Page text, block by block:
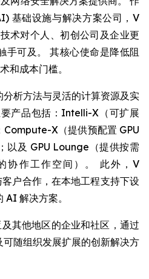
基础设施与解决方案公司，V
术对个人、初创公司及企业更
手可及。 其核心使命是降低阻
和成本门槛。
析方法与灵活的计算资源及实
产品包括：Intelli-X（可扩展
Compute-X（提供预配置 GPU
以及 GPU Lounge（提供按需
协作工作空间）。 此外，V
户合作，在本地工程支持下设
解决方案。
其他地区的企业和社区，通过
随组织发展扩展的创新解决方